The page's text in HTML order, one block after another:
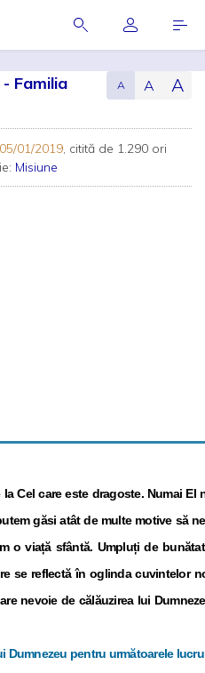
Familia
A A A
05/01/2019, citită de 1.290 ori
Misiune
care este dragoste. Numai El
găsi atât de multe motive să
o viață sfântă. Umpluți de
se reflectă în oglinda cuvintelor
nevoie de călăuzirea lui
Dumnezeu pentru următoarele